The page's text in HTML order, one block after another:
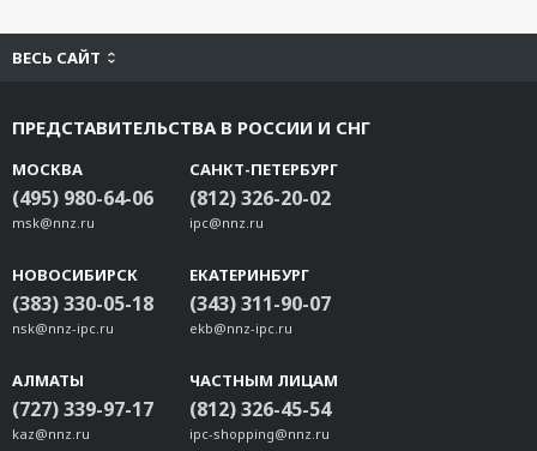
ВЕСЬ САЙТ
ПРЕДСТАВИТЕЛЬСТВА В РОССИИ И СНГ
МОСКВА
(495) 980-64-06
msk@nnz.ru
САНКТ-ПЕТЕРБУРГ
(812) 326-20-02
ipc@nnz.ru
НОВОСИБИРСК
(383) 330-05-18
nsk@nnz-ipc.ru
ЕКАТЕРИНБУРГ
(343) 311-90-07
ekb@nnz-ipc.ru
АЛМАТЫ
(727) 339-97-17
kaz@nnz.ru
ЧАСТНЫМ ЛИЦАМ
(812) 326-45-54
ipc-shopping@nnz.ru